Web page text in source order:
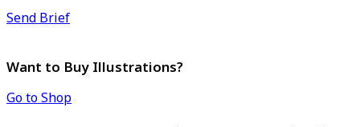
Send Brief
Want to Buy Illustrations?
Go to Shop